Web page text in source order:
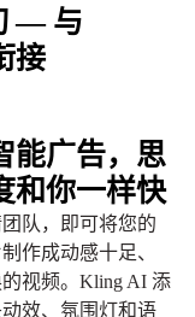
— 与
接
能广告，思
和你一样快
队，即可将您的
作成动感十足、
视频。Kling AI 添
效、氛围灯和语